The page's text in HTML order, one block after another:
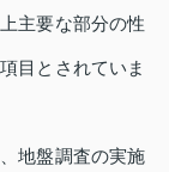
主要な部分の性
目とされていま
地盤調査の実施